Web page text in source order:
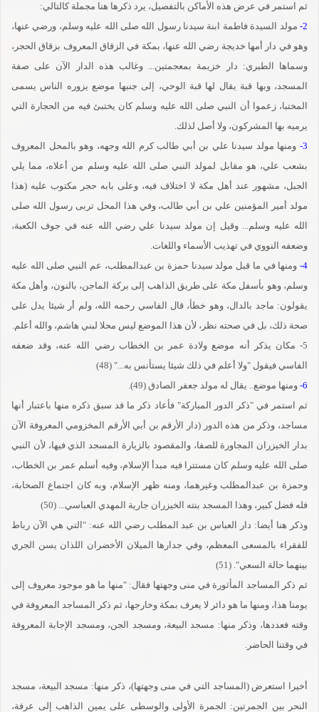
ثم استمر في عرض هذه الأماكن بالتفصيل، يرد ذكرها هنا مجملة كالتالي:
2- مولد السيدة فاطمة ابنة سيدنا رسول الله صلى الله عليه وسلم، ورضي عنها،
وهو في دار أمها خديجة رضي الله عنها، بمكة في الزقاق المعروف بزقاق الحجر،
وسماها الطبري: دار خزيمة بمعجمتين... وغالب هذه الدار الآن على صفة
المسجد، وبها قبة يقال لها قبة الوحي، إلى جنبها موضع يزوره الناس يسمى
المختبا، زعموا أن النبي صلى الله عليه وسلم كان يختبئ فيه من الحجارة التي
يرميه بها المشركون، ولا أصل لذلك.
3- ومنها مولد سيدنا علي بن أبي طالب كرم الله وجهه، وهو بالمحل المعروف
بشعب علي، هو مقابل لمولد النبي صلى الله عليه وسلم من أعلاه، مما يلي
الجبل، مشهور عند أهل مكة لا اختلاف فيه، وعلى بابه حجر مكتوب عليه (هذا
مولد أمير المؤمنين علي بن أبي طالب، وفي هذا المحل تربى رسول الله صلى
الله عليه وسلم... وقيل إن مولد سيدنا علي رضي الله عنه في جوف الكعبة،
وضعفه النووي في تهذيب الأسماء واللغات.
4- ومنها في ما قبل مولد سيدنا حمزة بن عبدالمطلب، عم النبي صلى الله عليه
وسلم، وهو بأسفل مكة على طريق الذاهب إلى بركة الماجن، بالنون، وأهل مكة
يقولون: ماجد بالدال، وهو خطأ، قال الفاسي رحمه الله، ولم أر شيئا يدل على
صحة ذلك، بل في صحته نظر، لأن هذا الموضع ليس محلا لبني هاشم، والله أعلم.
5- مكان يذكر أنه موضع ولادة عمر بن الخطاب رضي الله عنه، وقد ضعفه
الفاسي فيقول "ولا أعلم في ذلك شيئا يستأنس به..." (48)
6- ومنها موضع.. يقال له مولد جعفر الصادق (49).
ثم استمر في "ذكر الدور المباركة" فأعاد ذكر ما قد سبق ذكره منها باعتبار أنها
مساجد، وذكر من هذه الدور (دار الأرقم بن أبي الأرقم المخزومي المعروفة الآن
بدار الخيزران المجاورة للصفا، والمقصود بالزيارة المسجد الذي فيها، لأن النبي
صلى الله عليه وسلم كان مستترا فيه مبدأ الإسلام، وفيه أسلم عمر بن الخطاب،
وحمزة بن عبدالمطلب وغيرهما، ومنه ظهر الإسلام، وبه كان اجتماع الصحابة،
فله فضل كبير، وهذا المسجد بنته الخيزران جارية المهدي العباسي... (50)
وذكر هنا أيضا: دار العباس بن عبد المطلب رضي الله عنه: "التي هي الآن رباط
للفقراء بالمسعى المعظم، وفي جدارها الميلان الأخضران اللذان يسن الجري
بينهما حالة السعي". (51)
ثم ذكر المساجد المأثورة في منى وجهتها فقال: "منها ما هو موجود معروف إلى
يومنا هذا، ومنها ما هو دائر لا يعرف بمكة وخارجها، ثم ذكر المساجد المعروفة في
وقته فعددها، وذكر منها: مسجد البيعة، ومسجد الجن، ومسجد الإجابة المعروفة
في وقتنا الحاضر.
أخيرا استعرض (المساجد التي في منى وجهتها)، ذكر منها: مسجد البيعة، مسجد
النحر بين الجمرتين: الجمرة الأولى والوسطى على يمين الذاهب إلى عرفة،